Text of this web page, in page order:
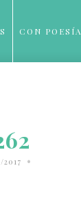
CON POESÍA
2017 •